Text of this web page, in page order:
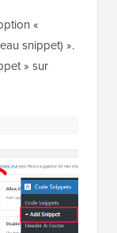
«
snippet) ».
» sur